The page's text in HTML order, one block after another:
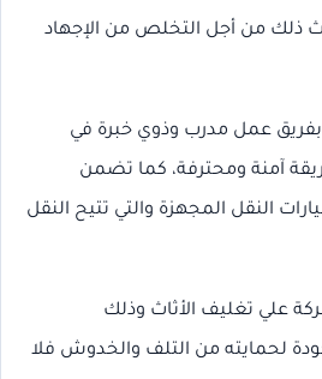
ذلك من أجل التخلص من الإجهاد
بفريق عمل مدرب وذوي خبرة في
آمنة ومحترفة، كما تضمن
النقل المجهزة والتي تتيح النقل
علي تغليف الأثاث وذلك
لحمايته من التلف والخدوش فلا